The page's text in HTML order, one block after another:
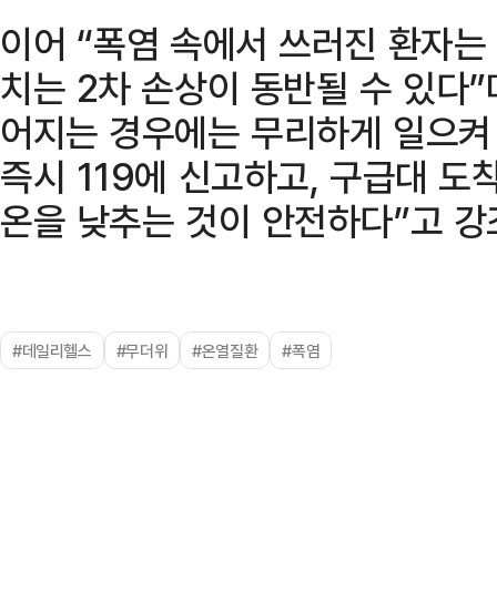
이어 “폭염 속에서 쓰러진 환자
치는 2차 손상이 동반될 수 있다
어지는 경우에는 무리하게 일으
즉시 119에 신고하고, 구급대 도
온을 낮추는 것이 안전하다”고
#데일리헬스 #무더위 #온열질환 #폭염